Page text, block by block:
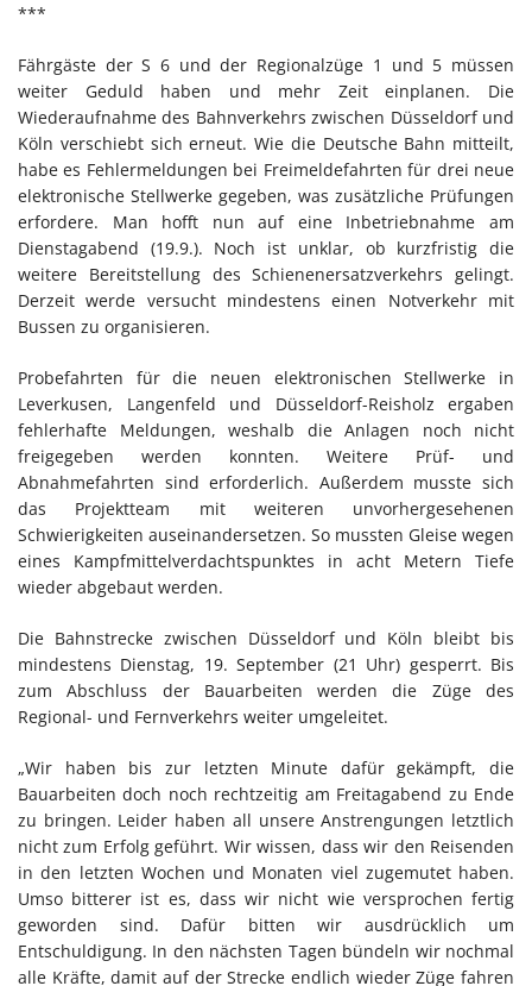
***
Fährgäste der S 6 und der Regionalzüge 1 und 5 müssen
weiter Geduld haben und mehr Zeit einplanen. Die
Wiederaufnahme des Bahnverkehrs zwischen Düsseldorf und
Köln verschiebt sich erneut. Wie die Deutsche Bahn mitteilt,
habe es Fehlermeldungen bei Freimeldefahrten für drei neue
elektronische Stellwerke gegeben, was zusätzliche Prüfungen
erfordere. Man hofft nun auf eine Inbetriebnahme am
Dienstagabend (19.9.). Noch ist unklar, ob kurzfristig die
weitere Bereitstellung des Schienenersatzverkehrs gelingt.
Derzeit werde versucht mindestens einen Notverkehr mit
Bussen zu organisieren.
Probefahrten für die neuen elektronischen Stellwerke in
Leverkusen, Langenfeld und Düsseldorf-Reisholz ergaben
fehlerhafte Meldungen, weshalb die Anlagen noch nicht
freigegeben werden konnten. Weitere Prüf- und
Abnahmefahrten sind erforderlich. Außerdem musste sich
das Projektteam mit weiteren unvorhergesehenen
Schwierigkeiten auseinandersetzen. So mussten Gleise wegen
eines Kampfmittelverdachtspunktes in acht Metern Tiefe
wieder abgebaut werden.
Die Bahnstrecke zwischen Düsseldorf und Köln bleibt bis
mindestens Dienstag, 19. September (21 Uhr) gesperrt. Bis
zum Abschluss der Bauarbeiten werden die Züge des
Regional- und Fernverkehrs weiter umgeleitet.
„Wir haben bis zur letzten Minute dafür gekämpft, die
Bauarbeiten doch noch rechtzeitig am Freitagabend zu Ende
zu bringen. Leider haben all unsere Anstrengungen letztlich
nicht zum Erfolg geführt. Wir wissen, dass wir den Reisenden
in den letzten Wochen und Monaten viel zugemutet haben.
Umso bitterer ist es, dass wir nicht wie versprochen fertig
geworden sind. Dafür bitten wir ausdrücklich um
Entschuldigung. In den nächsten Tagen bündeln wir nochmal
alle Kräfte, damit auf der Strecke endlich wieder Züge fahren